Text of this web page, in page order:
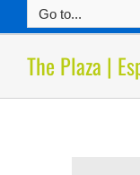
Go to...
The Plaza |